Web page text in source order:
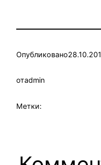
Опубликовано
отadmin
Метки: